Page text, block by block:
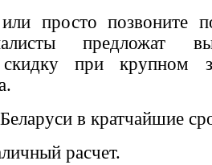
или просто позвоните
предложат
скидку при крупном
в кратчайшие
расчет.